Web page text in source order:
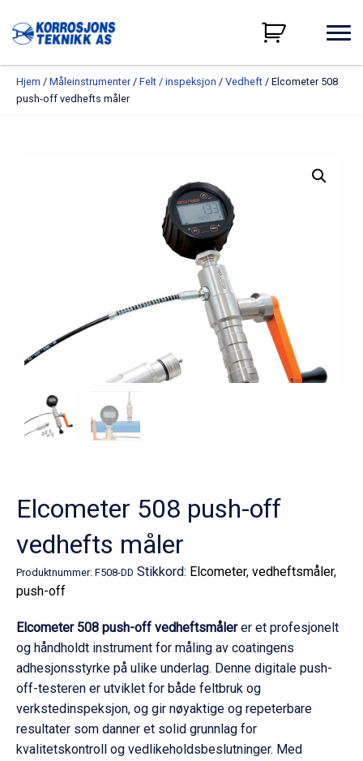
Hjem / Måleinstrumenter/ Felt / inspeksjon / Vedheft / Elcometer 508
push-off vedhefts måler
Elcometer 508 push-off
vedhefts måler
Produktnummer: F508-DD Stikkord: Elcometer, vedheftsmåler,
push-off
Elcometer 508 push-off vedhefts­målerer et profesjonelt
og håndholdt instrument for måling av coatingens
adhesjonsstyrke på ulike underlag. Denne digitale push-
off-testeren er utviklet for både feltbruk og
verkstedinspeksjon, og gir nøyaktige og repeterbare
resultater som danner et solid grunnlag for
kvalitetskontroll og vedlikeholdsbeslutninger. Med